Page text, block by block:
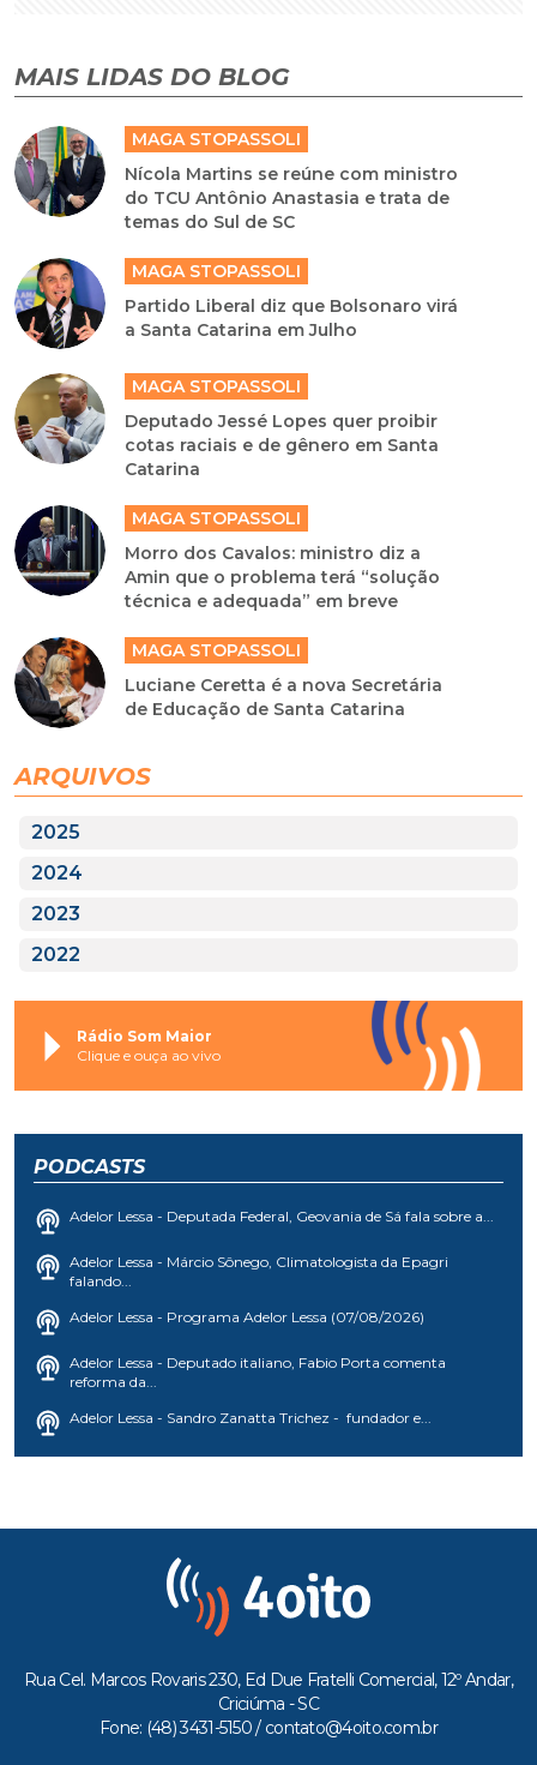
MAIS LIDAS DO BLOG
MAGA STOPASSOLI
Nícola Martins se reúne com ministro
do TCU Antônio Anastasia e trata de
temas do Sul de SC
MAGA STOPASSOLI
Partido Liberal diz que Bolsonaro virá
a Santa Catarina em Julho
MAGA STOPASSOLI
Deputado Jessé Lopes quer proibir
cotas raciais e de gênero em Santa
Catarina
MAGA STOPASSOLI
Morro dos Cavalos: ministro diz a
Amin que o problema terá “solução
técnica e adequada” em breve
MAGA STOPASSOLI
Luciane Ceretta é a nova Secretária
de Educação de Santa Catarina
ARQUIVOS
2025
2024
2023
2022
Rádio Som Maior
Clique e ouça ao vivo
PODCASTS
Adelor Lessa - Deputada Federal, Geovania de Sá fala sobre a...
Adelor Lessa - Márcio Sônego, Climatologista da Epagri
falando...
Adelor Lessa - Programa Adelor Lessa (07/08/2026)
Adelor Lessa - Deputado italiano, Fabio Porta comenta
reforma da...
Adelor Lessa - Sandro Zanatta Trichez - fundador e...
Rua Cel. Marcos Rovaris 230, Ed Due Fratelli Comercial, 12º Andar,
Criciúma - SC
Fone: (48) 3431-5150 / contato@4oito.com.br